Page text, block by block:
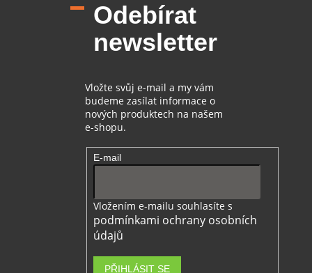
Odebírat
newsletter
Vložte svůj e-mail a my vám
budeme zasílat informace o
nových produktech na našem
e-shopu.
E-mail
Vložením e-mailu souhlasíte s
podmínkami ochrany osobních
údajů
PŘIHLÁSIT SE